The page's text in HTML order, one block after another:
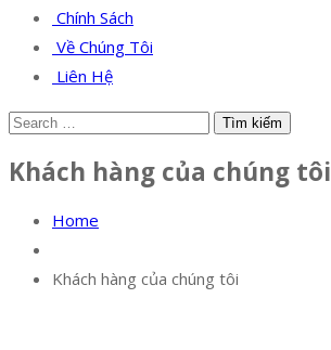
Chính Sách
Về Chúng Tôi
Liên Hệ
Khách hàng của chúng tôi
Home
Khách hàng của chúng tôi